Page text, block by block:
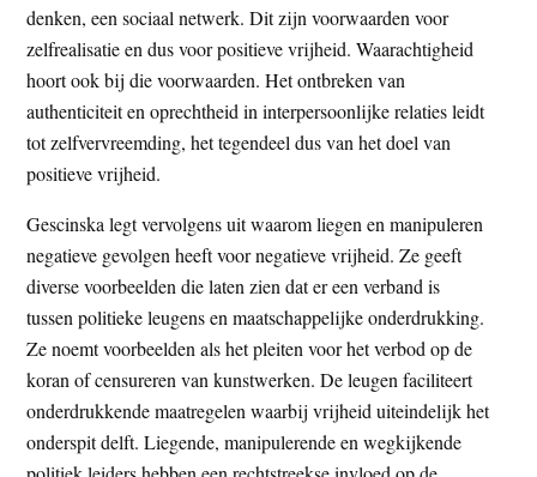
denken, een sociaal netwerk. Dit zijn voorwaarden voor
zelfrealisatie en dus voor positieve vrijheid. Waarachtigheid
hoort ook bij die voorwaarden. Het ontbreken van
authenticiteit en oprechtheid in interpersoonlijke relaties leidt
tot zelfvervreemding, het tegendeel dus van het doel van
positieve vrijheid.
Gescinska legt vervolgens uit waarom liegen en manipuleren
negatieve gevolgen heeft voor negatieve vrijheid. Ze geeft
diverse voorbeelden die laten zien dat er een verband is
tussen politieke leugens en maatschappelijke onderdrukking.
Ze noemt voorbeelden als het pleiten voor het verbod op de
koran of censureren van kunstwerken. De leugen faciliteert
onderdrukkende maatregelen waarbij vrijheid uiteindelijk het
onderspit delft. Liegende, manipulerende en wegkijkende